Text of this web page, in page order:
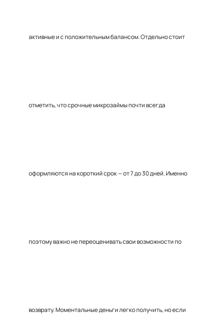
активные и с положительным балансом. Отдельно стоит
отметить, что срочные микрозаймы почти всегда
оформляются на короткий срок — от 7 до 30 дней. Именно
поэтому важно не переоценивать свои возможности по
возврату. Моментальные деньги легко получить, но если